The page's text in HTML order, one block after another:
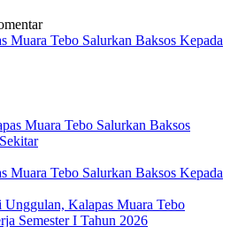
Muara Tebo Salurkan Baksos Kepada
Muara Tebo Salurkan Baksos Kepada